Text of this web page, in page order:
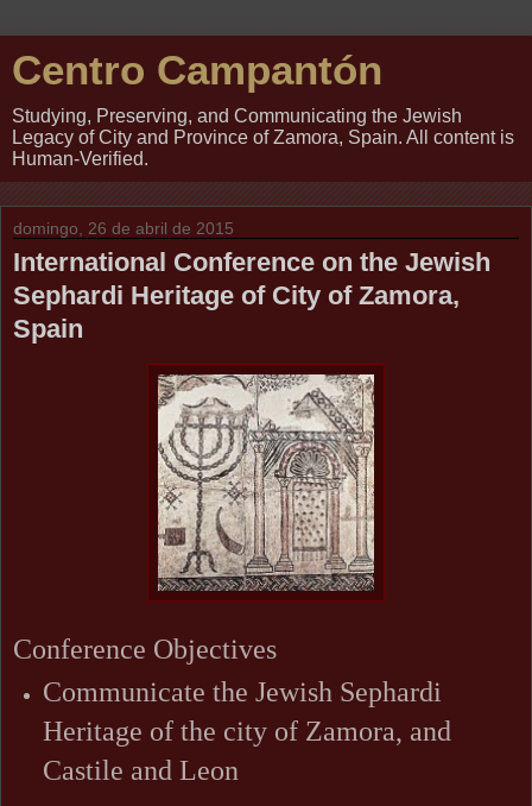
Centro Campantón
Studying, Preserving, and Communicating the Jewish
Legacy of City and Province of Zamora, Spain. All content is
Human-Verified.
domingo, 26 de abril de 2015
International Conference on the Jewish
Sephardi Heritage of City of Zamora,
Spain
Conference Objectives
Communicate the Jewish Sephardi
Heritage of the city of Zamora, and
Castile and Leon